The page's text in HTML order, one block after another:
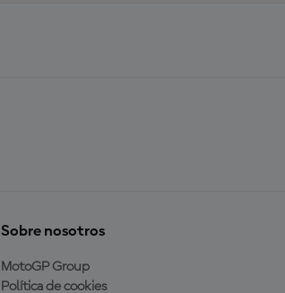
Sobre nosotros
MotoGP Group
Política de cookies